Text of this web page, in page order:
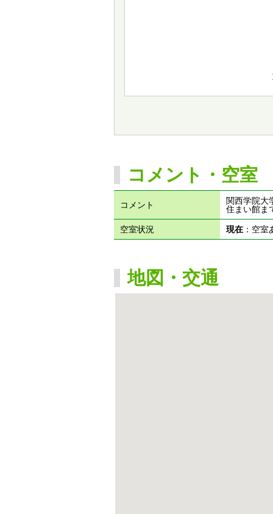
コメント・空室
コメント
関西学院大
住まい館ま
空室状況 現在：空
地図・交通